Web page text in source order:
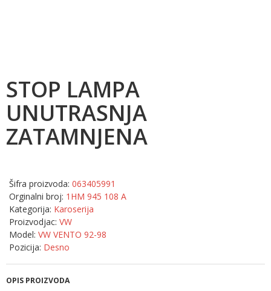
STOP LAMPA
UNUTRASNJA
ZATAMNJENA
Šifra proizvoda: 063405991
Orginalni broj: 1HM 945 108 A
Kategorija: Karoserija
Proizvodjac: VW
Model: VW VENTO 92-98
Pozicija: Desno
OPIS PROIZVODA